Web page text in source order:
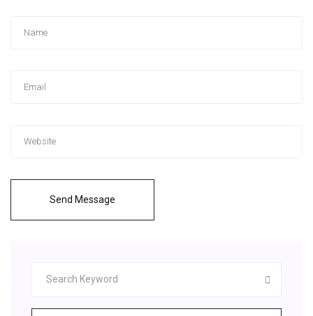
Send Message